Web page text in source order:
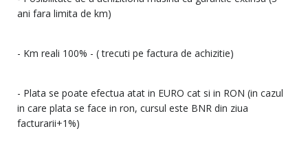
ani fara limita de km)
- Km reali 100% - ( trecuti pe factura de achizitie)
- Plata se poate efectua atat in EURO cat si in RON (in cazul
in care plata se face in ron, cursul este BNR din ziua
facturarii+1%)